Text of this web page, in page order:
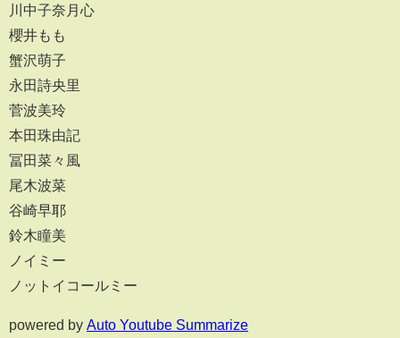
川中子奈月心
櫻井もも
蟹沢萌子
永田詩央里
菅波美玲
本田珠由記
冨田菜々風
尾木波菜
谷崎早耶
鈴木瞳美
ノイミー
ノットイコールミー
powered by Auto Youtube Summarize